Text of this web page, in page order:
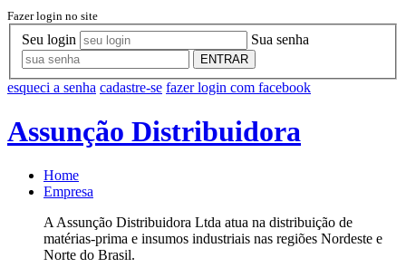
Fazer login no site
Seu login Sua senha
ENTRAR
esqueci a senha cadastre-se fazer login com facebook
Assunção Distribuidora
Home
Empresa
A Assunção Distribuidora Ltda atua na distribuição de
matérias-prima e insumos industriais nas regiões Nordeste e
Norte do Brasil.